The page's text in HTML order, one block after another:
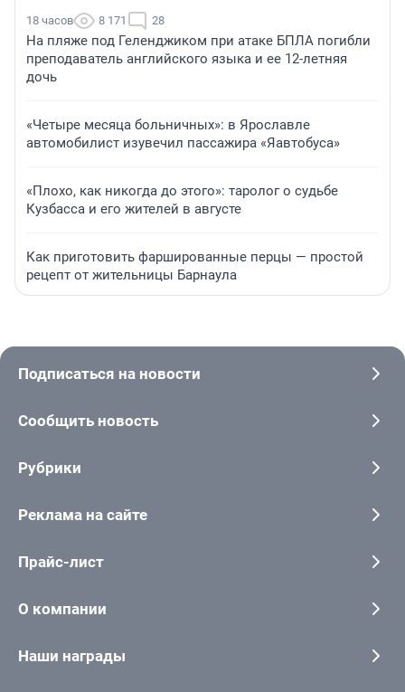
18 часов 8 171 28
На пляже под Геленджиком при атаке БПЛА погибли
преподаватель английского языка и ее 12-летняя
дочь
«Четыре месяца больничных»: в Ярославле
автомобилист изувечил пассажира «Яавтобуса»
«Плохо, как никогда до этого»: таролог о судьбе
Кузбасса и его жителей в августе
Как приготовить фаршированные перцы — простой
рецепт от жительницы Барнаула
Подписаться на новости
Сообщить новость
Рубрики
Реклама на сайте
Прайс-лист
О компании
Наши награды